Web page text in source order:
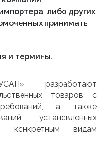
либо других
принимать
и термины.
разработают
товаров с
а также
установленных
конкретным видам